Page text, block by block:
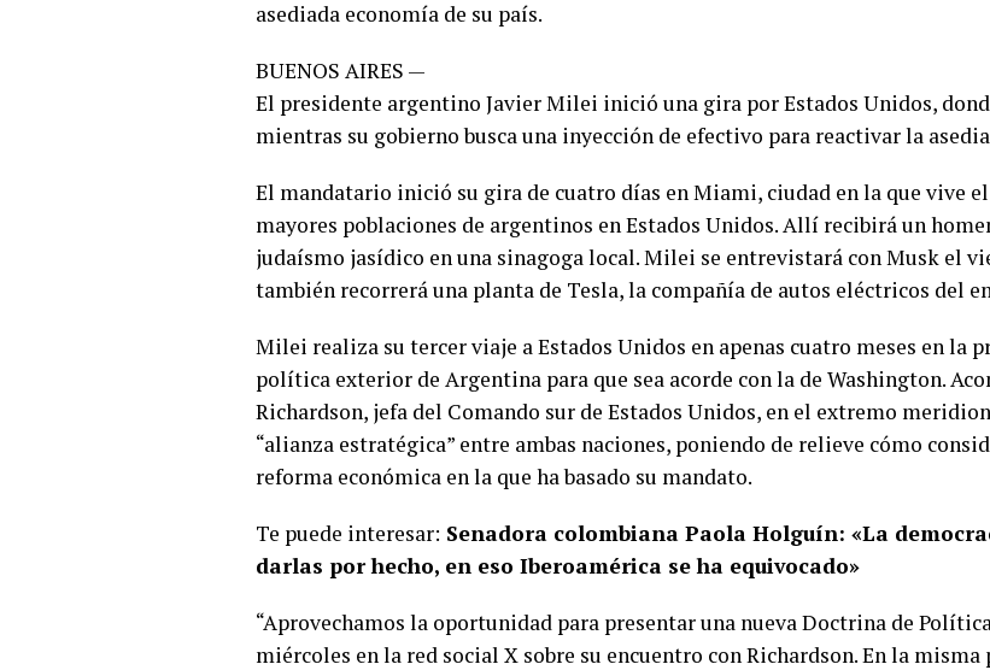
asediada economía de su país.
BUENOS AIRES —
El presidente argentino Javier Milei inició una gira por Estados Unidos,
mientras su gobierno busca una inyección de efectivo para reactivar la
El mandatario inició su gira de cuatro días en Miami, ciudad en la que vive
mayores poblaciones de argentinos en Estados Unidos. Allí recibirá un
judaísmo jasídico en una sinagoga local. Milei se entrevistará con Musk el
también recorrerá una planta de Tesla, la compañía de autos eléctricos del
Milei realiza su tercer viaje a Estados Unidos en apenas cuatro meses en la
política exterior de Argentina para que sea acorde con la de Washington.
Richardson, jefa del Comando sur de Estados Unidos, en el extremo
“alianza estratégica” entre ambas naciones, poniendo de relieve cómo
reforma económica en la que ha basado su mandato.
Te puede interesar: Senadora colombiana Paola Holguín: «La
darlas por hecho, en eso Iberoamérica se ha equivocado»
“Aprovechamos la oportunidad para presentar una nueva Doctrina de
miércoles en la red social X sobre su encuentro con Richardson. En la